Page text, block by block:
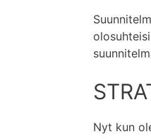
Nyt kun